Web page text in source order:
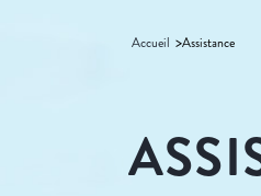
Accueil Assistance